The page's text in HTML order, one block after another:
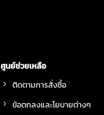
ศูนย์ช่วยเหลือ
ติดตามการสั่งซื้อ
ข้อตกลงและโยบายต่างๆ